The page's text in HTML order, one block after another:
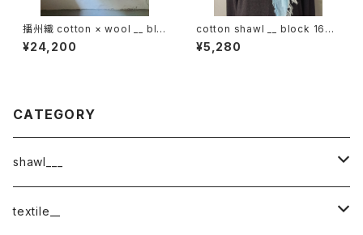
播州織 cotton × wool __ blo
ck 220-120 枯芙蓉GK
¥24,200
cotton shawl __ block 160
昊天w
¥5,280
CATEGORY
shawl___
cotton
textile__